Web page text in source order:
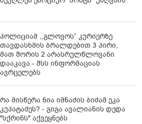
პოლიციამ ,,გლოვოს” კურიერზე
თავდასხმის ბრალდებით 3 პირი,
მათ შორის 2 არასრულწლოვანი
დააკავა - შსს ინფორმაციას
ავრცელებს
რა მისწერა ნია იმნაძის ბიძამ ეკა
კუპატაძეს? - გიგა ავალიანის დედა
"სქრინს" აქვეყნებს